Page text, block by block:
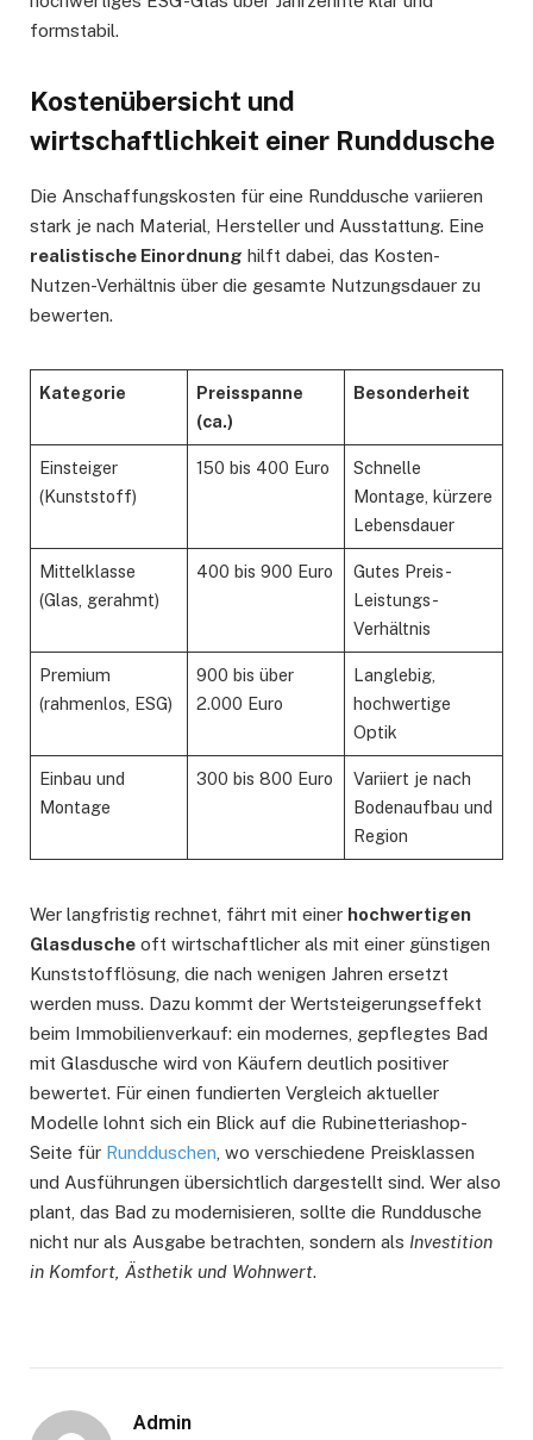
formstabil.
Kostenübersicht und
wirtschaftlichkeit einer Runddusche
Die Anschaffungskosten für eine Runddusche variieren
stark je nach Material, Hersteller und Ausstattung. Eine
realistische Einordnung hilft dabei, das Kosten-
Nutzen-Verhältnis über die gesamte Nutzungsdauer zu
bewerten.
Kategorie
Preisspanne
(ca.)
Besonderheit
Einsteiger
(Kunststoff)
150 bis 400 Euro
Schnelle
Montage, kürzere
Lebensdauer
Mittelklasse
(Glas, gerahmt)
400 bis 900 Euro
Gutes Preis-
Leistungs-
Verhältnis
Premium
(rahmenlos, ESG)
900 bis über
2.000 Euro
Langlebig,
hochwertige
Optik
Einbau und
Montage
300 bis 800 Euro
Variiert je nach
Bodenaufbau und
Region
Wer langfristig rechnet, fährt mit einer hochwertigen
Glasdusche oft wirtschaftlicher als mit einer günstigen
Kunststofflösung, die nach wenigen Jahren ersetzt
werden muss. Dazu kommt der Wertsteigerungseffekt
beim Immobilienverkauf: ein modernes, gepflegtes Bad
mit Glasdusche wird von Käufern deutlich positiver
bewertet. Für einen fundierten Vergleich aktueller
Modelle lohnt sich ein Blick auf die Rubinetteriashop-
Seite für Rundduschen , wo verschiedene Preisklassen
und Ausführungen übersichtlich dargestellt sind. Wer also
plant, das Bad zu modernisieren, sollte die Runddusche
nicht nur als Ausgabe betrachten, sondern als Investition
in Komfort, Ästhetik und Wohnwert.
Admin